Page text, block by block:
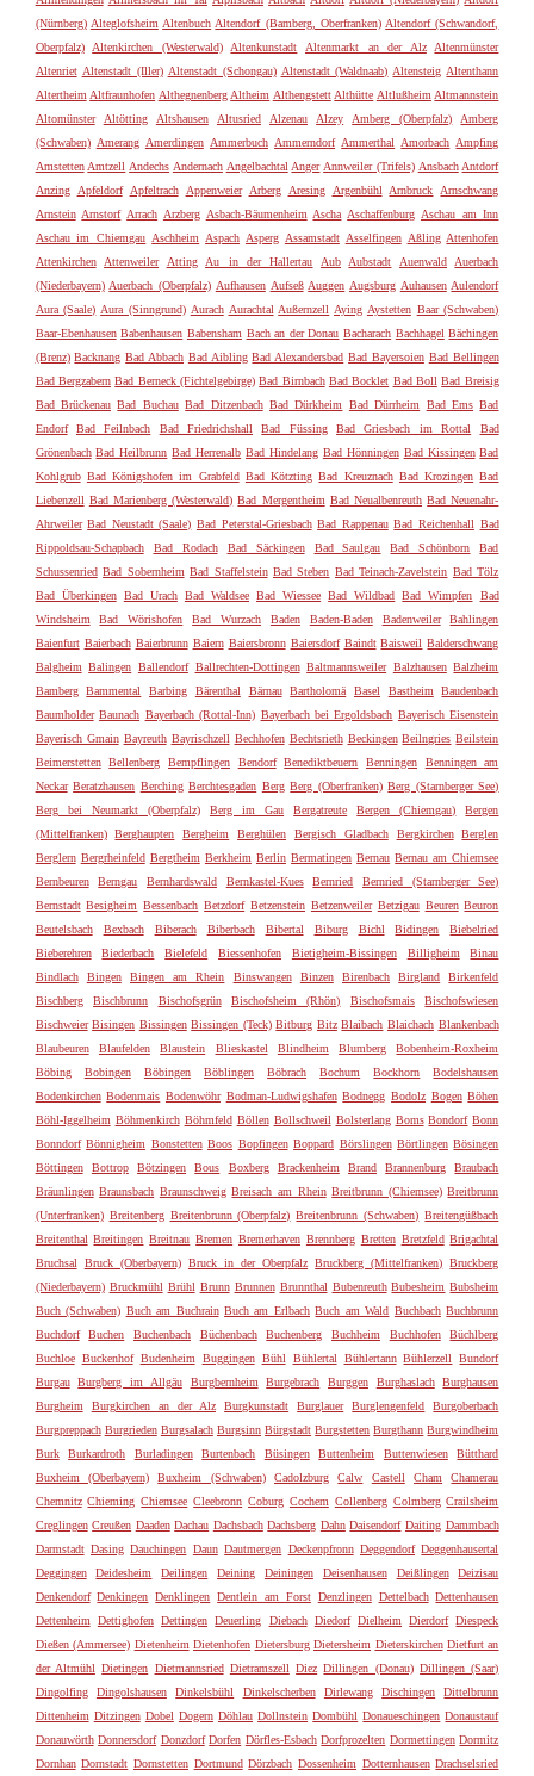
(Nürnberg) Alteglofsheim Altenbuch Altendorf (Bamberg, Oberfranken) Altendorf (Schwandorf,
Oberpfalz)
Altenkirchen (Westerwald) Altenkunstadt Altenmarkt an der Alz
Altenmünster
Altenriet Altenstadt (Iller) Altenstadt (Schongau) Altenstadt (Waldnaab) Altensteig Altenthann
Altertheim Altfraunhofen Althegnenberg Altheim Althengstett Althütte Altlußheim Altmannstein
Altomünster
Altötting Altshausen Altusried Alzenau Alzey Amberg (Oberpfalz)
Amberg
(Schwaben) Amerang Amerdingen Ammerbuch Ammerndorf Ammerthal Amorbach Ampfing
Amstetten Amtzell Andechs Andernach Angelbachtal Anger Annweiler (Trifels) Ansbach Antdorf
Anzing
Apfeldorf Apfeltrach Appenweier Arberg Aresing Argenbühl Arnbruck
Arnschwang
Arnstein Arnstorf Arrach Arzberg Asbach-Bäumenheim Ascha Aschaffenburg Aschau am Inn
Aschau im Chiemgau Aschheim Aspach Asperg Assamstadt Asselfingen Aßling Attenhofen
Attenkirchen
Attenweiler Atting Au in der Hallertau Aub Aubstadt Auenwald
Auerbach
(Niederbayern) Auerbach (Oberpfalz) Aufhausen Aufseß Auggen Augsburg Auhausen Aulendorf
Aura (Saale) Aura (Sinngrund) Aurach Aurachtal Außernzell Aying Aystetten Baar (Schwaben)
Baar-Ebenhausen Babenhausen Babensham Bach an der Donau Bacharach Bachhagel Bächingen
(Brenz) Backnang Bad Abbach Bad Aibling Bad Alexandersbad Bad Bayersoien Bad Bellingen
Bad Bergzabern Bad Berneck (Fichtelgebirge) Bad Birnbach Bad Bocklet Bad Boll Bad Breisig
Bad Brückenau Bad Buchau Bad Ditzenbach Bad Dürkheim Bad Dürrheim Bad Ems Bad
Endorf
Bad Feilnbach Bad Friedrichshall Bad Füssing Bad Griesbach im Rottal
Bad
Grönenbach Bad Heilbrunn Bad Herrenalb Bad Hindelang Bad Hönningen Bad Kissingen Bad
Kohlgrub Bad Königshofen im Grabfeld Bad Kötzting Bad Kreuznach Bad Krozingen Bad
Liebenzell Bad Marienberg (Westerwald) Bad Mergentheim Bad Neualbenreuth Bad Neuenahr-
Ahrweiler Bad Neustadt (Saale) Bad Peterstal-Griesbach Bad Rappenau Bad Reichenhall Bad
Rippoldsau-Schapbach
Bad Rodach Bad Säckingen Bad Saulgau Bad Schönborn
Bad
Schussenried Bad Sobernheim Bad Staffelstein Bad Steben Bad Teinach-Zavelstein Bad Tölz
Bad Überkingen Bad Urach Bad Waldsee Bad Wiessee Bad Wildbad Bad Wimpfen
Bad
Windsheim
Bad Wörishofen Bad Wurzach Baden Baden-Baden Badenweiler
Bahlingen
Baienfurt Baierbach Baierbrunn Baiern Baiersbronn Baiersdorf Baindt Baisweil Balderschwang
Balgheim Balingen Ballendorf Ballrechten-Dottingen Baltmannsweiler Balzhausen Balzheim
Bamberg
Bammental Barbing Bärenthal Bärnau Bartholomä Basel Bastheim
Baudenbach
Baumholder Baunach Bayerbach (Rottal-Inn) Bayerbach bei Ergoldsbach Bayerisch Eisenstein
Bayerisch Gmain Bayreuth Bayrischzell Bechhofen Bechtsrieth Beckingen Beilngries Beilstein
Beimerstetten
Bellenberg Bempflingen Bendorf Benediktbeuern Benningen
Benningen am
Neckar Beratzhausen Berching Berchtesgaden Berg Berg (Oberfranken) Berg (Starnberger See)
Berg bei Neumarkt (Oberpfalz)
Berg im Gau Bergatreute Bergen (Chiemgau)
Bergen
(Mittelfranken)
Berghaupten Bergheim Berghülen Bergisch Gladbach Bergkirchen
Berglen
Berglern Bergrheinfeld Bergtheim Berkheim Berlin Bermatingen Bernau Bernau am Chiemsee
Bernbeuren
Berngau Bernhardswald Bernkastel-Kues Bernried
Bernried (Starnberger See)
Bernstadt Besigheim Bessenbach Betzdorf Betzenstein Betzenweiler Betzigau Beuren Beuron
Beutelsbach
Bexbach Biberach Biberbach Bibertal Biburg Bichl Bidingen
Biebelried
Bieberehren
Biederbach Bielefeld Biessenhofen Bietigheim-Bissingen Billigheim
Binau
Bindlach
Bingen Bingen am Rhein Binswangen Binzen Birenbach Birgland
Birkenfeld
Bischberg
Bischbrunn Bischofsgrün Bischofsheim (Rhön) Bischofsmais
Bischofswiesen
Bischweier Bisingen Bissingen Bissingen (Teck) Bitburg Bitz Blaibach Blaichach Blankenbach
Blaubeuren
Blaufelden Blaustein Blieskastel Blindheim Blumberg
Bobenheim-Roxheim
Böbing
Bobingen Böbingen Böblingen Böbrach Bochum Bockhorn
Bodelshausen
Bodenkirchen Bodenmais Bodenwöhr Bodman-Ludwigshafen Bodnegg Bodolz Bogen Böhen
Böhl-Iggelheim Böhmenkirch Böhmfeld Böllen Bollschweil Bolsterlang Boms Bondorf Bonn
Bonndorf Bönnigheim Bonstetten Boos Bopfingen Boppard Börslingen Börtlingen Bösingen
Böttingen
Bottrop Bötzingen Bous Boxberg Brackenheim Brand Brannenburg
Braubach
Bräunlingen Braunsbach Braunschweig Breisach am Rhein Breitbrunn (Chiemsee) Breitbrunn
(Unterfranken) Breitenberg Breitenbrunn (Oberpfalz) Breitenbrunn (Schwaben) Breitengüßbach
Breitenthal Breitingen Breitnau Bremen Bremerhaven Brennberg Bretten Bretzfeld Brigachtal
Bruchsal
Bruck (Oberbayern) Bruck in der Oberpfalz Bruckberg (Mittelfranken) Bruckberg
(Niederbayern) Bruckmühl Brühl Brunn Brunnen Brunnthal Bubenreuth Bubesheim Bubsheim
Buch (Schwaben) Buch am Buchrain Buch am Erlbach Buch am Wald Buchbach Buchbrunn
Buchdorf
Buchen Buchenbach Büchenbach Buchenberg Buchheim Buchhofen
Büchlberg
Buchloe Buckenhof Budenheim Buggingen Bühl Bühlertal Bühlertann Bühlerzell
Bundorf
Burgau
Burgberg im Allgäu Burgbernheim Burgebrach Burggen Burghaslach
Burghausen
Burgheim
Burgkirchen an der Alz Burgkunstadt Burglauer Burglengenfeld
Burgoberbach
Burgpreppach Burgrieden Burgsalach Burgsinn Bürgstadt Burgstetten Burgthann Burgwindheim
Burk
Burkardroth Burladingen Burtenbach Büsingen Buttenheim Buttenwiesen
Bütthard
Buxheim (Oberbayern)
Buxheim (Schwaben) Cadolzburg Calw Castell Cham
Chamerau
Chemnitz Chieming Chiemsee Cleebronn Coburg Cochem Collenberg Colmberg Crailsheim
Creglingen Creußen Daaden Dachau Dachsbach Dachsberg Dahn Daisendorf Daiting Dammbach
Darmstadt Dasing Dauchingen Daun Dautmergen Deckenpfronn Deggendorf Deggenhausertal
Deggingen
Deidesheim Deilingen Deining Deiningen Deisenhausen Deißlingen
Deizisau
Denkendorf Denkingen Denklingen Dentlein am Forst Denzlingen Dettelbach Dettenhausen
Dettenheim
Dettighofen Dettingen Deuerling Diebach Diedorf Dielheim Dierdorf Diespeck
Dießen (Ammersee) Dietenheim Dietenhofen Dietersburg Dietersheim Dieterskirchen Dietfurt an
der Altmühl Dietingen Dietmannsried Dietramszell Diez Dillingen (Donau) Dillingen (Saar)
Dingolfing
Dingolshausen Dinkelsbühl Dinkelscherben Dirlewang Dischingen
Dittelbrunn
Dittenheim Ditzingen Dobel Dogern Döhlau Dollnstein Dombühl Donaueschingen Donaustauf
Donauwörth Donnersdorf Donzdorf Dorfen Dörfles-Esbach Dorfprozelten Dormettingen Dormitz
Dornhan Dornstadt Dornstetten Dortmund Dörzbach Dossenheim Dotternhausen Drachselsried